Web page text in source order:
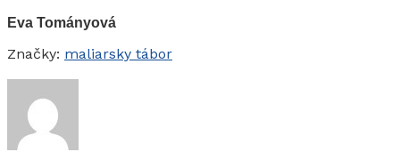
Eva Tományová
Značky: maliarsky tábor